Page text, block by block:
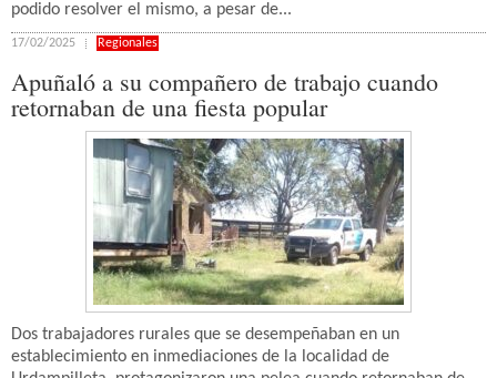
podido resolver el mismo, a pesar de...
17/02/2025 Regionales
Apuñaló a su compañero de trabajo cuando
retornaban de una fiesta popular
Dos trabajadores rurales que se desempeñaban en un
establecimiento en inmediaciones de la localidad de